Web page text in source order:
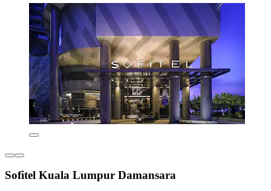
Sofitel Kuala Lumpur Damansara